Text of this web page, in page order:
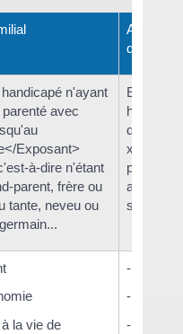
d'accueil)
n'ayant
avec
Exposant>
à-dire n'étant
parent, frère ou
tante, neveu ou
Enfant
des-
avec
sociale
la vie de
-
-
- Aide à